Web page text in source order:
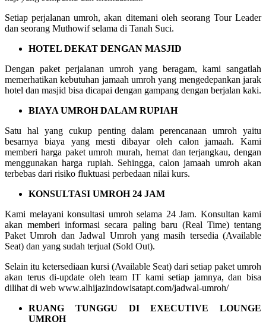
Setiap perjalanan umroh, akan ditemani oleh seorang Tour Leader
dan seorang Muthowif selama di Tanah Suci.
HOTEL DEKAT DENGAN MASJID
Dengan paket perjalanan umroh yang beragam, kami sangatlah
memerhatikan kebutuhan jamaah umroh yang mengedepankan jarak
hotel dan masjid bisa dicapai dengan gampang dengan berjalan kaki.
BIAYA UMROH DALAM RUPIAH
Satu hal yang cukup penting dalam perencanaan umroh yaitu
besarnya biaya yang mesti dibayar oleh calon jamaah. Kami
memberi harga paket umroh murah, hemat dan terjangkau, dengan
menggunakan harga rupiah. Sehingga, calon jamaah umroh akan
terbebas dari risiko fluktuasi perbedaan nilai kurs.
KONSULTASI UMROH 24 JAM
Kami melayani konsultasi umroh selama 24 Jam. Konsultan kami
akan memberi informasi secara paling baru (Real Time) tentang
Paket Umroh dan Jadwal Umroh yang masih tersedia (Available
Seat) dan yang sudah terjual (Sold Out).
Selain itu ketersediaan kursi (Available Seat) dari setiap paket umroh
akan terus di-update oleh team IT kami setiap jamnya, dan bisa
dilihat di web www.alhijazindowisatapt.com/jadwal-umroh/
RUANG TUNGGU DI EXECUTIVE LOUNGE
UMROH